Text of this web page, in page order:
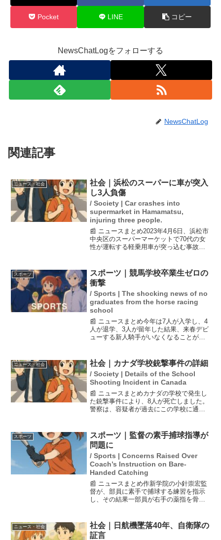
Pocket LINE コピー
NewsChatLogをフォローする
NewsChatLog
関連記事
ニュース・社会
社会｜浜松のスーパーに車が突入
し3人負傷
/ Society | Car crashes into
supermarket in Hamamatsu,
injuring three people.
📰 ニュースまとめ2023年4月6日、浜松市
中央区のスーパーマーケットで70代の女
性が運転する軽乗用車が突っ込む事故が
搬送されました。事故の原因や再発防止
策についての...
スポーツ
スポーツ｜競馬学校卒業生ゼロの
衝撃
/ Sports | The shocking news of no
graduates from the horse racing
school
📰 ニュースまとめ今年は7人が入学し、4
人が退学、3人が留年した結果、来春デビ
ューする新人騎手がいなくなることが明
の騎手課程第42期生の卒業生が0人である
ことが...
ニュース・社会 社会｜カナダ学校銃撃事件の詳細
/ Society | Details of the School
Shooting Incident in Canada
📰 ニュースまとめカナダの学校で発生し
た銃撃事件により、8人が死亡しました。
警察は、容疑者が過去にこの学校に通っ
後に自ら命を絶ったとのことです。この
悲劇は地域社会に大き...
スポーツ
スポーツ｜監督の素手捕球指導が
問題に
/ Sports | Concerns Raised Over
Coach’s Instruction on Bare-
Handed Catching
📰 ニュースまとめ作新学院の小針崇宏監
督が、部員に素手で捕球する練習を指示
し、その結果一部員が右手の薬指を骨折
は監督を危険行為と判断し、6ヶ月間の謹
慎処分を下しました。...
ニュース・社会
社会｜日航機墜落40年、自衛隊の
証言